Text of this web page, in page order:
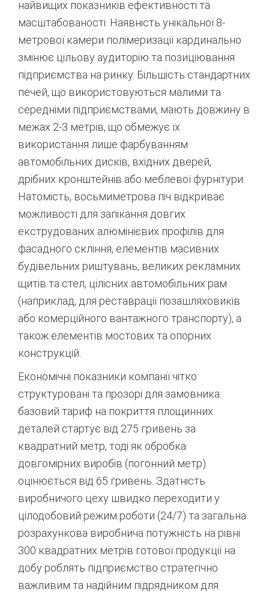
найвищих показників ефективності та
масштабованості. Наявність унікальної 8-
метрової камери полімеризації кардинально
змінює цільову аудиторію та позиціювання
підприємства на ринку. Більшість стандартних
печей, що використовуються малими та
середніми підприємствами, мають довжину в
межах 2-3 метрів, що обмежує їх
використання лише фарбуванням
автомобільних дисків, вхідних дверей,
дрібних кронштейнів або меблевої фурнітури.
Натомість, восьмиметрова піч відкриває
можливості для запікання довгих
екструдованих алюмінієвих профілів для
фасадного скління, елементів масивних
будівельних риштувань, великих рекламних
щитів та стел, цілісних автомобільних рам
(наприклад, для реставрації позашляховиків
або комерційного вантажного транспорту), а
також елементів мостових та опорних
конструкцій.
Економічні показники компанії чітко
структуровані та прозорі для замовника:
базовий тариф на покриття площинних
деталей стартує від 275 гривень за
квадратний метр, тоді як обробка
довгомірних виробів (погонний метр)
оцінюється від 65 гривень. Здатність
виробничого цеху швидко переходити у
цілодобовий режим роботи (24/7) та загальна
розрахункова виробнича потужність на рівні
300 квадратних метрів готової продукції на
добу роблять підприємство стратегічно
важливим та надійним підрядником для